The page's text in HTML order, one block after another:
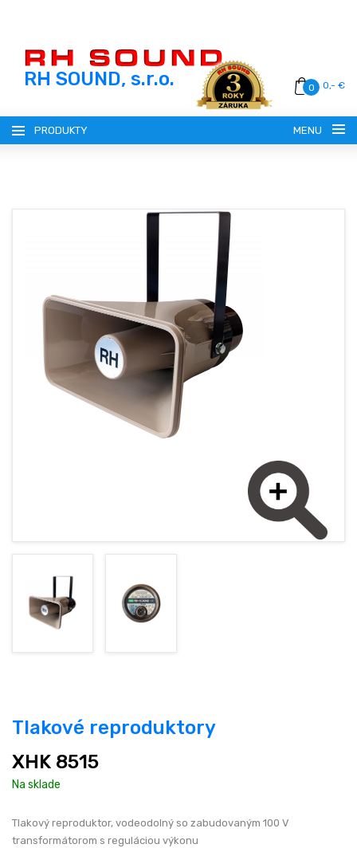
RH SOUND, s.r.o. 0 0,- €
PRODUKTY MENU
MAGYAR (HU)
POLSKY (PL)
REGISTRÁCIA
ÚVODNÁ STRÁNKA
KONTAKT
+421377833387, +421907960465
Tlakové reproduktory
XHK 8515
Na sklade
Tlakový reproduktor, vodeodolný so zabudovaným 100 V
transformátorom s reguláciou výkonu